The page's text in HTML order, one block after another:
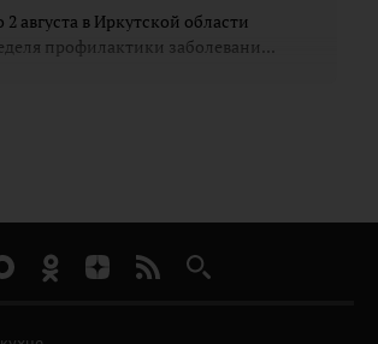
августа в Иркутской области
профилактики заболевани...